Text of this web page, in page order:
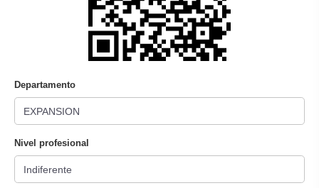
Departamento
Nivel profesional